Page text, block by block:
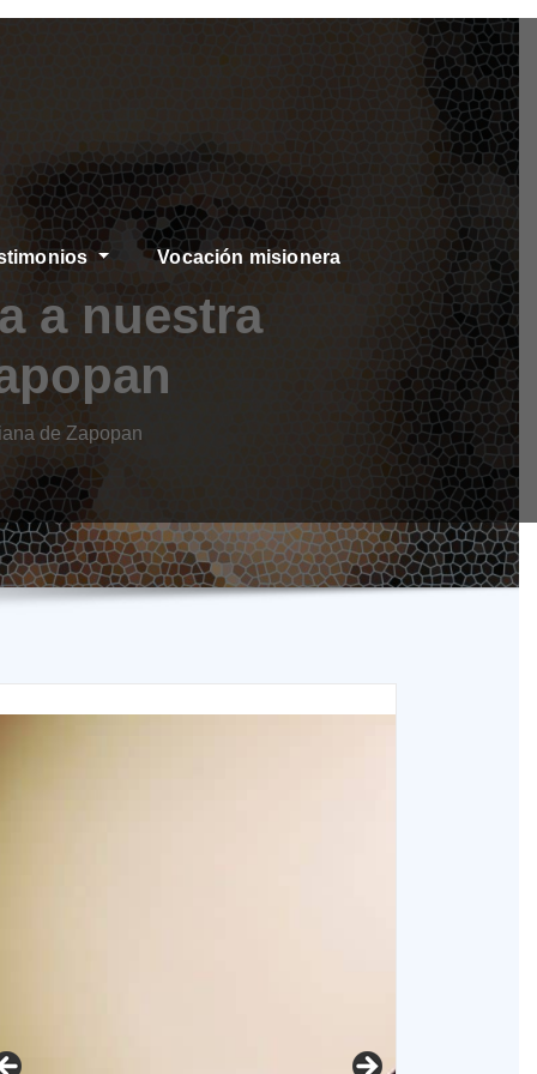
Vocación misionera
a nuestra
de Zapopan